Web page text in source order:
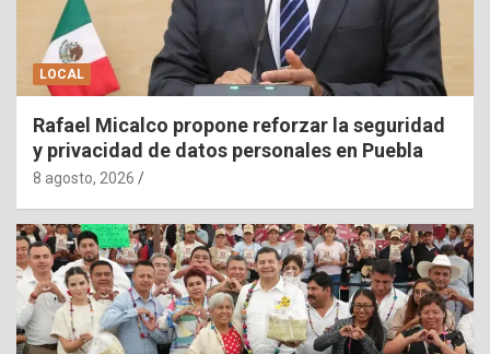
LOCAL
Rafael Micalco propone reforzar la seguridad
y privacidad de datos personales en Puebla
8 agosto, 2026